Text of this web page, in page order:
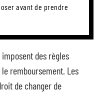
avant de prendre
des règles
remboursement. Les
de changer de